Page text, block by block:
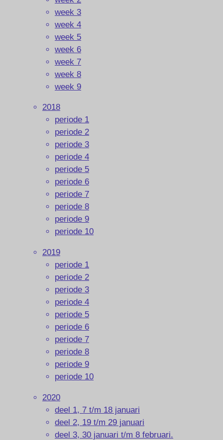
week 3
week 4
week 5
week 6
week 7
week 8
week 9
2018
periode 1
periode 2
periode 3
periode 4
periode 5
periode 6
periode 7
periode 8
periode 9
periode 10
2019
periode 1
periode 2
periode 3
periode 4
periode 5
periode 6
periode 7
periode 8
periode 9
periode 10
2020
deel 1, 7 t/m 18 januari
deel 2, 19 t/m 29 januari
deel 3, 30 januari t/m 8 februari.